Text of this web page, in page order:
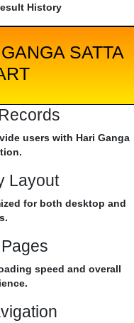
History
SATTA
users with Hari Ganga
Layout
for both desktop and
speed and overall